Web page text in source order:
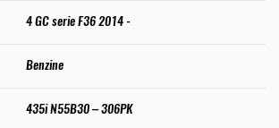
4 GC serie F36 2014 -
Benzine
435i N55B30 – 306PK